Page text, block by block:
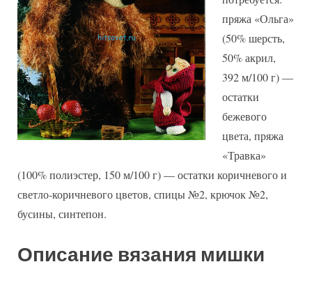
пряжа «Ольга»
(50% шерсть,
50% акрил,
392 м/100 г) —
остатки
бежевого
цвета, пряжа
«Травка»
(100% полиэстер, 150 м/100 г) — остатки коричневого и
светло-коричневого цветов, спицы №2, крючок №2,
бусины, синтепон.
Описание вязания мишки